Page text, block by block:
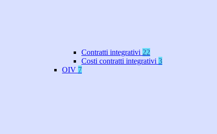
Contratti integrativi 22
Costi contratti integrativi 3
OIV 7